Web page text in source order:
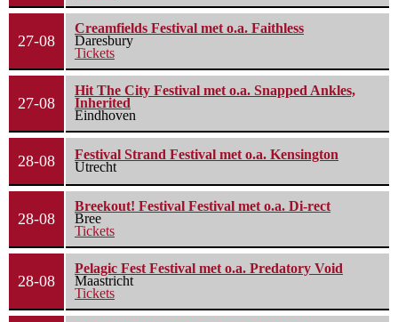
27-08
Creamfields Festival met o.a. Faithless
Daresbury
Tickets
27-08
Hit The City Festival met o.a. Snapped Ankles,
Inherited
Eindhoven
28-08
Festival Strand Festival met o.a. Kensington
Utrecht
28-08
Breekout! Festival Festival met o.a. Di-rect
Bree
Tickets
28-08
Pelagic Fest Festival met o.a. Predatory Void
Maastricht
Tickets